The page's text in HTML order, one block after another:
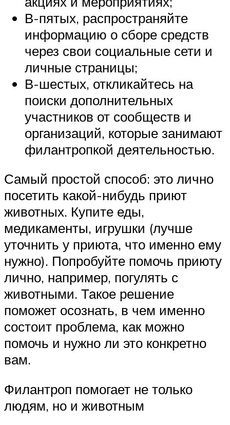
В-пятых, распространяйте
информацию о сборе средств
через свои социальные сети и
личные страницы;
В-шестых, откликайтесь на
поиски дополнительных
участников от сообществ и
организаций, которые занимают
филантропкой деятельностью.
Самый простой способ: это лично
посетить какой-нибудь приют
животных. Купите еды,
медикаменты, игрушки (лучше
уточнить у приюта, что именно ему
нужно). Попробуйте помочь приюту
лично, например, погулять с
животными. Такое решение
поможет осознать, в чем именно
состоит проблема, как можно
помочь и нужно ли это конкретно
вам.
Филантроп помогает не только
людям, но и животным